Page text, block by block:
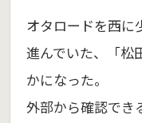
オタロードを西に
進んでいた、「松
かになった。
外部から確認でき